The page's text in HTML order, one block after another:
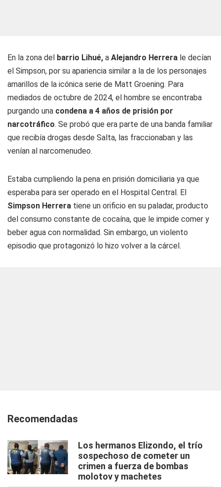
En la zona del barrio Lihué, a Alejandro Herrera le decían
el Simpson, por su apariencia similar a la de los personajes
amarillos de la icónica serie de Matt Groening. Para
mediados de octubre de 2024, el hombre se encontraba
purgando una condena a 4 años de prisión por
narcotráfico. Se probó que era parte de una banda familiar
que recibía drogas desde Salta, las fraccionaban y las
venían al narcomenudeo.
Estaba cumpliendo la pena en prisión domiciliaria ya que
esperaba para ser operado en el Hospital Central. El
Simpson Herrera tiene un orificio en su paladar, producto
del consumo constante de cocaína, que le impide comer y
beber agua con normalidad. Sin embargo, un violento
episodio que protagonizó lo hizo volver a la cárcel.
Recomendadas
Los hermanos Elizondo, el trío
sospechoso de cometer un
crimen a fuerza de bombas
molotov y machetes